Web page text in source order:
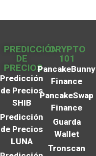
PREDICCIÓN
DE
PRECIOS
Predicción
de Precios
SHIB
Predicción
de Precios
LUNA
CRYPTO
101
PancakeBunny
Finance
PancakeSwap
Finance
Guarda
Wallet
Tronscan